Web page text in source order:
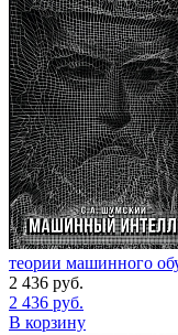
теории машинного
2 436 руб.
2 436 руб.
В корзину